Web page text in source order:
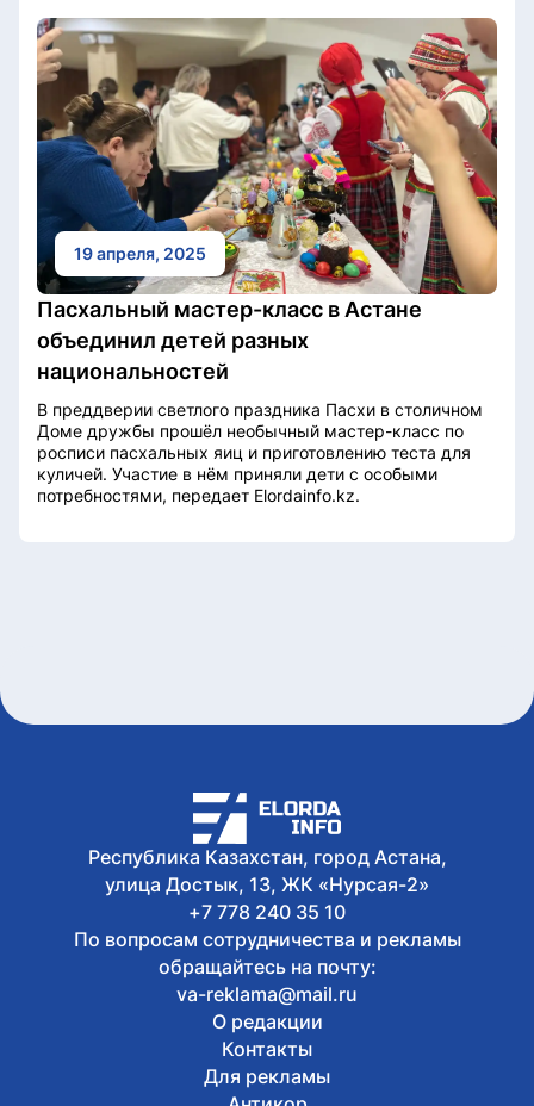
19 апреля, 2025
Пасхальный мастер-класс в Астане
объединил детей разных
национальностей
В преддверии светлого праздника Пасхи в столичном
Доме дружбы прошёл необычный мастер-класс по
росписи пасхальных яиц и приготовлению теста для
куличей. Участие в нём приняли дети с особыми
потребностями, передает Elordainfo.kz.
Республика Казахстан, город Астана,
улица Достык, 13, ЖК «Нурсая-2»
+7 778 240 35 10
По вопросам сотрудничества и рекламы
обращайтесь на почту:
va-reklama@mail.ru
О редакции
Контакты
Для рекламы